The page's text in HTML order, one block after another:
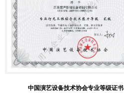
中国演艺设备技术协会专业等级证书